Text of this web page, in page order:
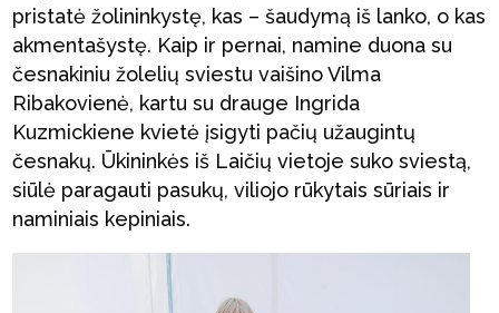
pristatė žolininkystę, kas – šaudymą iš lanko, o kas
akmentašystę. Kaip ir pernai, namine duona su
česnakiniu žolelių sviestu vaišino Vilma
Ribakovienė, kartu su drauge Ingrida
Kuzmickiene kvietė įsigyti pačių užaugintų
česnakų. Ūkininkės iš Laičių vietoje suko sviestą,
siūlė paragauti pasukų, viliojo rūkytais sūriais ir
naminiais kepiniais.